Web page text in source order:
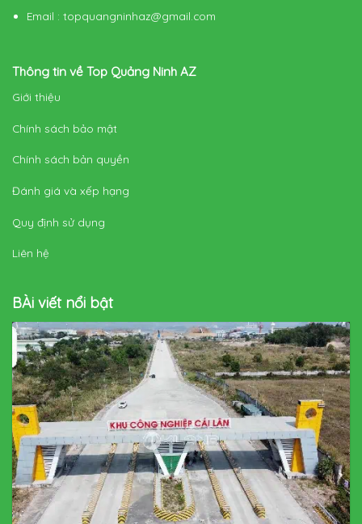
Email : topquangninhaz@gmail.com
Thông tin về Top Quảng Ninh AZ
Giới thiệu
Chính sách bảo mật
Chính sách bản quyền
Đánh giá và xếp hạng
Quy định sử dụng
Liên hệ
BÀi viết nổi bật